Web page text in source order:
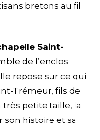
bretons au fil
Saint-
de l’enclos
repose sur ce qui
Trémeur, fils de
très petite taille, la
histoire et sa